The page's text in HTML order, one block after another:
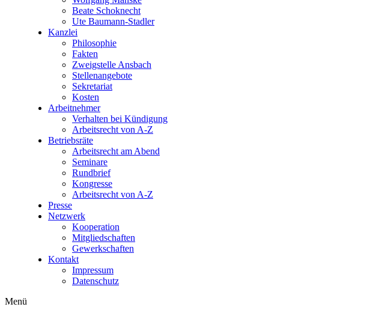
Beate Schoknecht
Ute Baumann-Stadler
Kanzlei
Philosophie
Fakten
Zweigstelle Ansbach
Stellenangebote
Sekretariat
Kosten
Arbeitnehmer
Verhalten bei Kündigung
Arbeitsrecht von A-Z
Betriebsräte
Arbeitsrecht am Abend
Seminare
Rundbrief
Kongresse
Arbeitsrecht von A-Z
Presse
Netzwerk
Kooperation
Mitgliedschaften
Gewerkschaften
Kontakt
Impressum
Datenschutz
Menü